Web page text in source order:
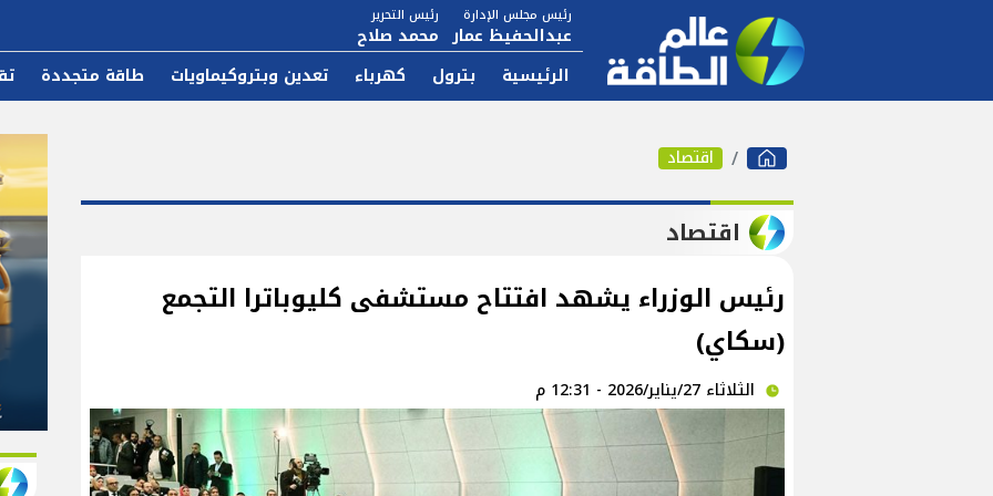
رئيس مجلس الإدارة
عبدالحفيظ عمار
رئيس التحرير
محمد صلاح
الرئيسية بترول كهرباء تعدين وبتروكيماويات طاقة متجددة
اقتصاد
اقتصاد
رئيس الوزراء يشهد افتتاح مستشفى كليوباترا التجمع
(سكاي)
الثلاثاء 27/يناير/2026 - 12:31 م